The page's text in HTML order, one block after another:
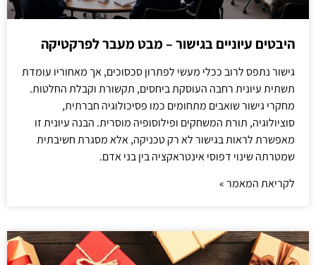
היבטים עיוניים בגישור – מבט מעבר לפרקטיקה
גישור נתפס לרוב ככלי מעשי לפתרון סכסוכים, אך מאחוריו עומדת
תשתית עיונית רחבה העוסקת ביחסים, תקשורת וקבלת החלטות.
מחקרי גישור שואבים מתחומים כמו פסיכולוגיה חברתית,
סוציולוגיה, תורת המשחקים ופילוסופיה מוסרית. הבנה עיונית זו
מאפשרת לראות בגישור לא רק טכניקה, אלא מסגרת חשיבתית
שמטרתה שינוי דפוסי אינטראקציה בין בני אדם.
לקריאת המאמר »